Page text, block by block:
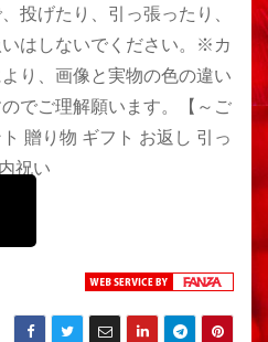
投げたり、引っ張ったり、
はしないでください。※カ
り、画像と実物の色の違い
でご理解願います。【～ご
贈り物 ギフト お返し 引っ
祝い